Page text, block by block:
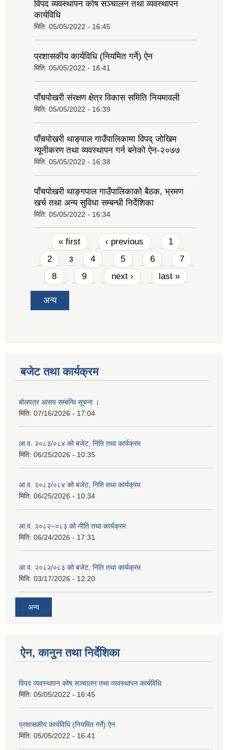
विपद व्यवस्थापन कोष सञ्चालन तथा व्यवस्थापन
कार्यविधि
मिति: 05/05/2022 - 16:45
प्रशासकीय कार्यविधि (नियमित गर्ने) ऐन
मिति: 05/05/2022 - 16:41
पाँचपोखरी संरक्षण क्षेत्र विकास समिति नियमावली
मिति: 05/05/2022 - 16:39
पाँचपोखरी थाङ्पाल गाउँपालिकामा विपद् जोखिम
न्यूनीकरण तथा व्यवस्थापन गर्न बनेको ऐन-२०७७
मिति: 05/05/2022 - 16:38
पाँचपोखरी थाङ्गपाल गाउँपालिकाको बैठक, भ्रमण
खर्च तथा अन्य सुविधा सम्बन्धी निर्देशिका
मिति: 05/05/2022 - 16:34
Pages
« first ‹ previous
1
2
3 4 5 6
7
8
9 next › last »
अन्य
बजेट तथा कार्यक्रम
बोलपत्र आसय सम्बन्धि सूचना ।
मिति: 07/16/2026 - 17:04
आ.व. २०८३/०८४ को बजेट, निति तथा कार्यक्रम
मिति: 06/25/2026 - 10:35
आ.व. २०८३/०८४ को बजेट, निति तथा कार्यक्रम
मिति: 06/25/2026 - 10:34
आ.व. २०८२÷०८३ को नीति तथा कार्यक्रम
मिति: 06/24/2026 - 17:31
आ.व. २०८२/०८३ को बजेट, निति तथा कार्यक्रम
मिति: 03/17/2026 - 12:20
अन्य
ऐन, कानुन तथा निर्देशिका
विपद व्यवस्थापन कोष सञ्चालन तथा व्यवस्थापन कार्यविधि
मिति: 05/05/2022 - 16:45
प्रशासकीय कार्यविधि (नियमित गर्ने) ऐन
मिति: 05/05/2022 - 16:41